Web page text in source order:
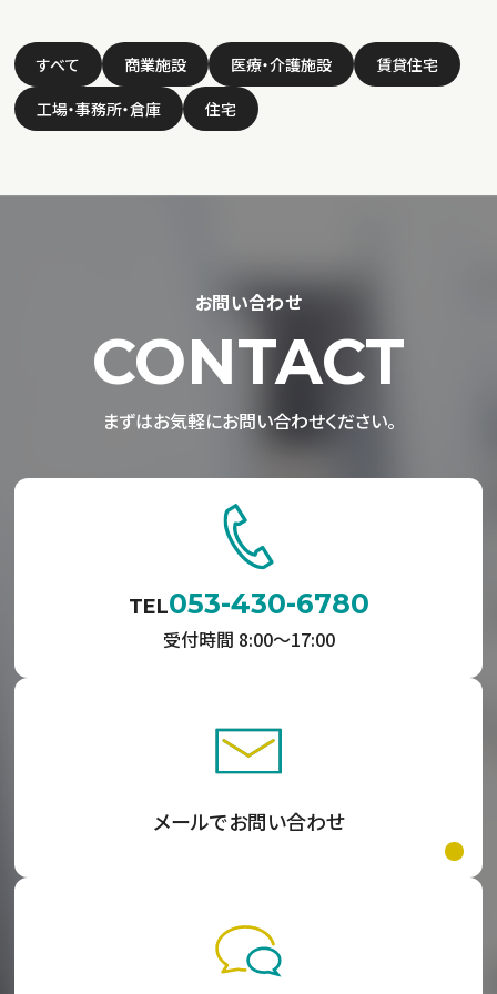
すべて 商業施設 医療・介護施設
賃貸住宅
工場・事務所・倉庫
住宅
お問い合わせ
CONTACT
まずはお気軽にお問い合わせください。
TEL053-430-6780
受付時間 8:00〜17:00
メールでお問い合わせ